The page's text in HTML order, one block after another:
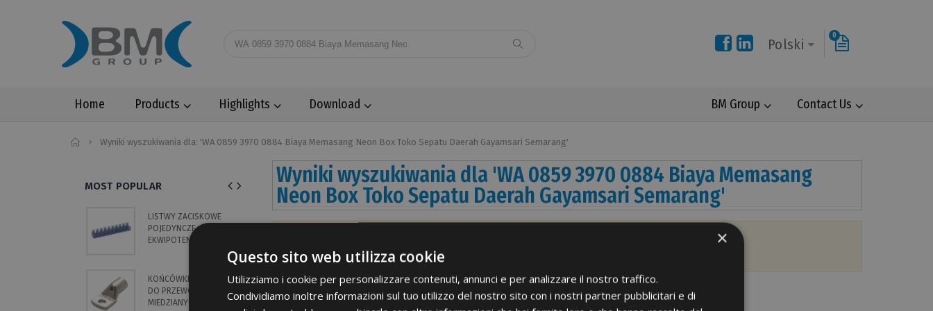
Polski
0
Home Products Highlights Download Contact Us
BM Group
Home
Wyniki wyszukiwania dla: 'WA 0859 3970 0884 Biaya Memasang Neon Box Toko Sepatu Daerah Gayamsari Semarang'
Wyniki wyszukiwania dla 'WA 0859 3970 0884 Biaya Memasang
Neon Box Toko Sepatu Daerah Gayamsari Semarang'
Maximum words count is 10. In your search query was cut next part: Daerah Gayamsari Semarang.
MOST POPULAR
LISTWY ZACISKOWE
POJEDYNCZE
EKWIPOTENCJALNE ·
KOŃCÓWKI KABLOWE
DO PRZEWODÓW
MIEDZIANYCH ·
MIEDZIANYCH ·
IZOLOWANE ·
PRZEWÓD
POJEDYNCZY
SZCZYPCE
ZACISKAJĄCE ·
ZACISKANIE
×
Questo sito web utilizza cookie
Utilizziamo i cookie per personalizzare contenuti, annunci e per analizzare il nostro traffico.
Condividiamo inoltre informazioni sul tuo utilizzo del nostro sito con i nostri partner pubblicitari e di